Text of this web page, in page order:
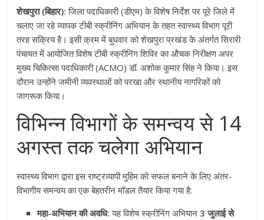
शेखपुरा (बिहार): जिला पदाधिकारी (डीएम) के विशेष निर्देश पर पूरे जिले में
चलाए जा रहे व्यापक टीबी स्क्रीनिंग अभियान के तहत स्वास्थ्य विभाग पूरी
तरह सक्रिय है। इसी क्रम में बुधवार को शेखपुरा प्रखंड के अंतर्गत सिरारी
पंचायत में आयोजित विशेष टीबी स्क्रीनिंग शिविर का औचक निरीक्षण अपर
मुख्य चिकित्सा पदाधिकारी (ACMO) डॉ. अशोक कुमार सिंह ने किया। इस
दौरान उन्होंने जमीनी व्यवस्थाओं को परखा और स्थानीय नागरिकों को
जागरूक किया।
विभिन्न विभागों के समन्वय से 14
अगस्त तक चलेगा अभियान
स्वास्थ्य विभाग द्वारा इस राष्ट्रव्यापी मुहिम को सफल बनाने के लिए अंतर-
विभागीय समन्वय का एक बेहतरीन मॉडल तैयार किया गया है:
महा-अभियान की अवधि: यह विशेष स्क्रीनिंग अभियान3 जुलाई से